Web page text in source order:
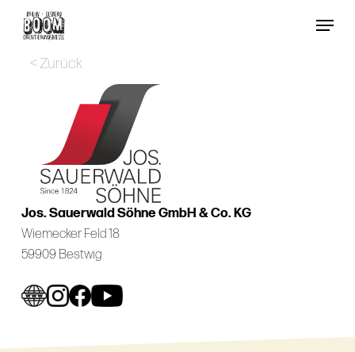
Menu
< Zurück
Jos. Sauerwald Söhne GmbH & Co. KG
Wiemecker Feld 18
59909 Bestwig